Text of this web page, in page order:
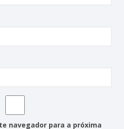
navegador para a próxima